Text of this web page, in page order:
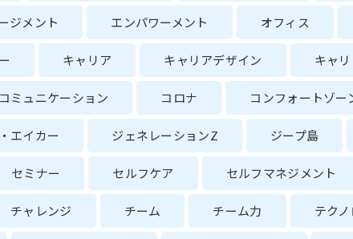
ジメント エンパワーメント オフィス
キャリア キャリアデザイン キャ
コミュニケーション コロナ コンフォートゾー
エイカー ジェネレーションZ ジープ島
セミナー セルフケア セルフマネジメント
チャレンジ チーム チーム力 テク